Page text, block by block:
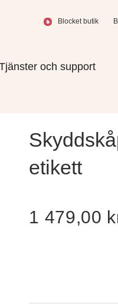
Blocket butik
och support
etikett
1 479,00